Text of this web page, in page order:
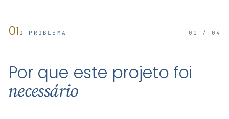
01 O PROBLEMA 01 / 04
Por que este projeto foi
necessário